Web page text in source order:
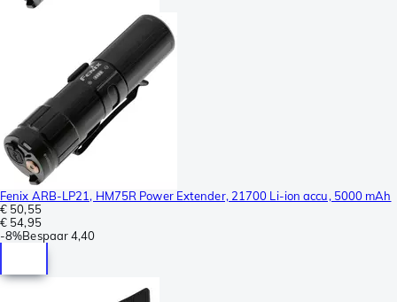
Fenix ARB-LP21, HM75R Power Extender, 21700 Li-ion accu, 5000 mAh
€ 50,55
€ 54,95
-8%Bespaar4,40